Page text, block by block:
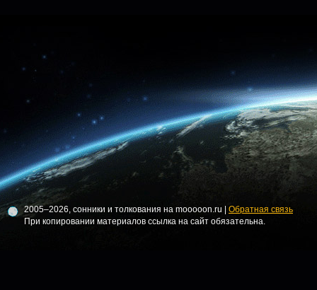
2005–2026, сонники и толкования на mooooon.ru | Обратная связь
При копировании материалов ссылка на сайт обязательна.